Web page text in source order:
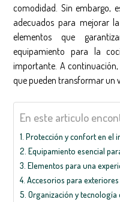
comodidad. Sin embargo,
adecuados para mejorar
elementos que
equipamiento para la
importante. A
que pueden transformar un
En este articulo
Protección y confort en el
Equipamiento esencial
Elementos para una
Accesorios para
Organización y tecnología